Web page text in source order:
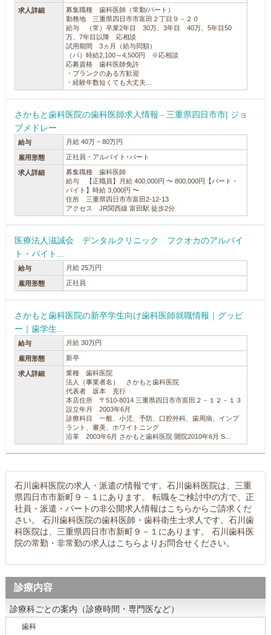
求人詳細
募集職種 歯科医師（常勤/パート）
勤務地 三重県四日市市富田２丁目９－２０
給与 （常）卒業2年目 30万、3年目 40万、5年目50
万、7年目以降 応相談
試用期間 3ヵ月（給与同額）
（パ）時給2,100～4,500円 ※応相談
応募資格 歯科医師免許
・ブランクのある方歓迎
・経験年数短くても大丈夫...
さかもと歯科医院の歯科医師求人情報 - 三重県四日市市| ジョ
ブメドレー
給与 月給 40万 ~ 80万円
雇用形態 正社員・アルバイト･パート
求人詳細
募集職種 歯科医師
給与 【正職員】月給 400,000円 〜 800,000円【パート・
バイト】時給 3,000円 〜
住所 三重県四日市市富田2-12-13
アクセス JR関西線 富田駅 徒歩2分
医療法人滋誠会 デンタルクリニック フクオカのアルバイ
ト・バイト...
給与 月給 25万円
雇用形態 正社員
さかもと歯科医院の新卒学生向け歯科医師就職情報｜グッピ
ー｜歯学生...
給与 月給 30万円
雇用形態 新卒
求人詳細
業種 歯科医院
法人（事業者名） さかもと歯科医院
代表者 坂本 充行
本店住所 〒510-8014 三重県四日市市富田２－１２－１３
設立年月 2003年6月
診療科目 一般、小児、予防、口腔外科、歯周病、インプ
ラント、審美、ホワイトニング
沿革 2003年6月 さかもと歯科医院 開院2010年6月 S...
石川歯科医院の求人・派遣の情報です。石川歯科医院は、三重
県四日市市新町９－１にあります。 転職をご検討中の方で、正
社員・派遣・パートの非公開求人情報はこちらからご請求くだ
さい。 石川歯科医院の歯科医師・歯科衛生士求人です。石川歯
科医院は、三重県四日市市新町９－１にあります。 石川歯科医
院の常勤・非常勤の求人はこちらよりお問合せください。
診療内容
診療科ごとの案内（診療時間・専門医など）
歯科